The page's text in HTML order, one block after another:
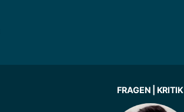
FRAGEN | KRITIK